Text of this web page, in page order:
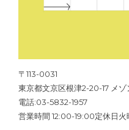
〒113-0031
東京都文京区根津2-20-17 メゾ
電話:03-5832-1957
営業時間 12:00-19:00定休日火